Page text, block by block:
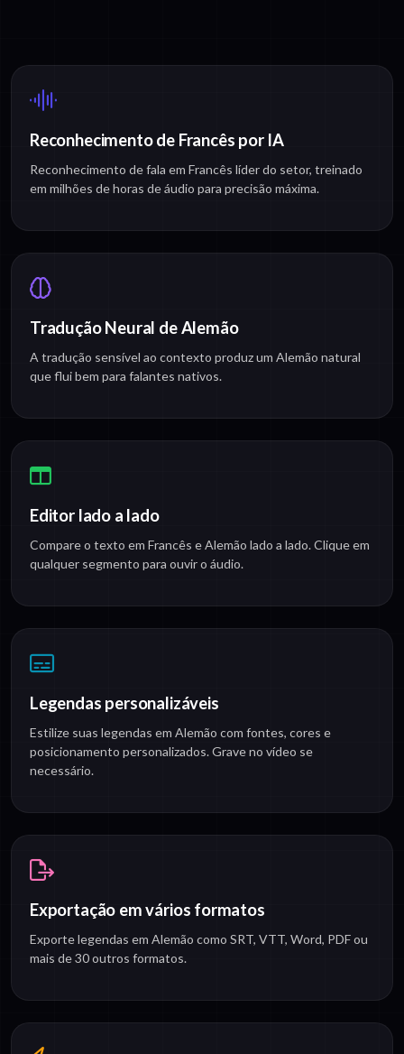
Reconhecimento de Francês por IA
Reconhecimento de fala em Francês líder do setor, treinado
em milhões de horas de áudio para precisão máxima.
Tradução Neural de Alemão
A tradução sensível ao contexto produz um Alemão natural
que flui bem para falantes nativos.
Editor lado a lado
Compare o texto em Francês e Alemão lado a lado. Clique em
qualquer segmento para ouvir o áudio.
Legendas personalizáveis
Estilize suas legendas em Alemão com fontes, cores e
posicionamento personalizados. Grave no vídeo se
necessário.
Exportação em vários formatos
Exporte legendas em Alemão como SRT, VTT, Word, PDF ou
mais de 30 outros formatos.